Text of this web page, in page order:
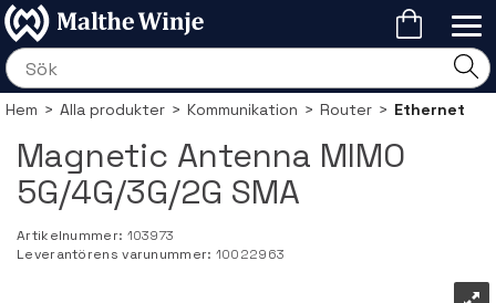
Hem>Alla produkter>Kommunikation>Router>Ethernet
Magnetic Antenna MIMO
5G/4G/3G/2G SMA
Artikelnummer: 103973
Leverantörens varunummer: 10022963